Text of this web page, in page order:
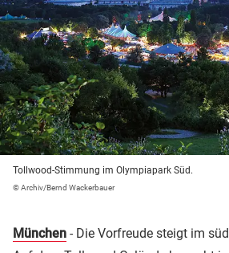
Tollwood-Stimmung im Olympiapark Süd.
© Archiv/Bernd Wackerbauer
München - Die Vorfreude steigt im